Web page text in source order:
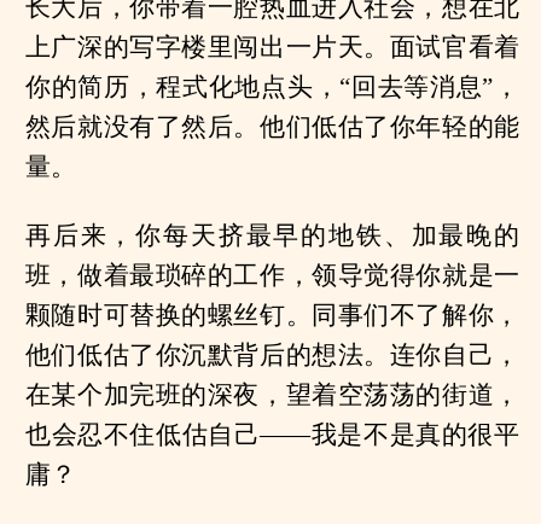
长大后，你带着一腔热血进入社会，想在北
上广深的写字楼里闯出一片天。面试官看着
你的简历，程式化地点头，“回去等消息”，
然后就没有了然后。他们低估了你年轻的能
量。
再后来，你每天挤最早的地铁、加最晚的
班，做着最琐碎的工作，领导觉得你就是一
颗随时可替换的螺丝钉。同事们不了解你，
他们低估了你沉默背后的想法。连你自己，
在某个加完班的深夜，望着空荡荡的街道，
也会忍不住低估自己——我是不是真的很平
庸？